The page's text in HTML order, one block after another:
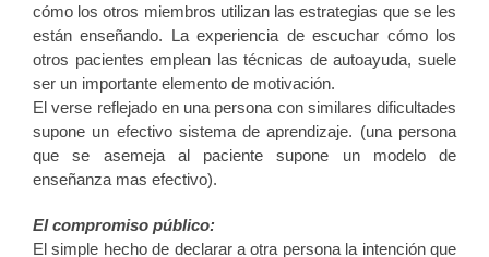
cómo los otros miembros utilizan las estrategias que se les
están enseñando. La experiencia de escuchar cómo los
otros pacientes emplean las técnicas de autoayuda, suele
ser un importante elemento de motivación.
El verse reflejado en una persona con similares dificultades
supone un efectivo sistema de aprendizaje. (una persona
que se asemeja al paciente supone un modelo de
enseñanza mas efectivo).
El compromiso público:
El simple hecho de declarar a otra persona la intención que